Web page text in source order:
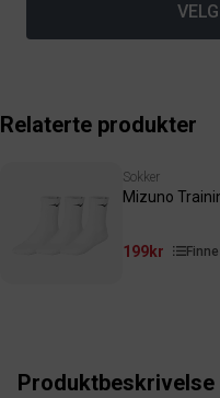
Relaterte produkter
Sokker
Mizuno
199kr
Produktbeskrivelse